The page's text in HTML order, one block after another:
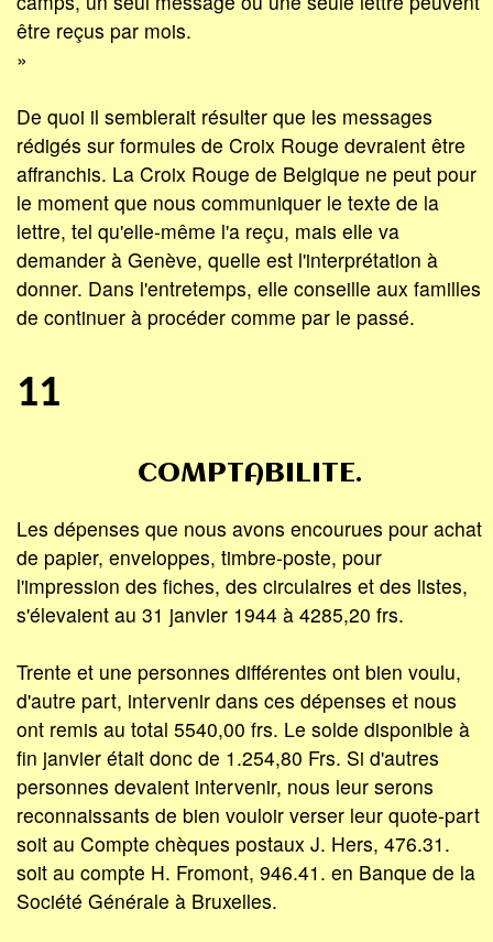
être reçus par mois.
»
De quoi il semblerait résulter que les messages
rédigés sur formules de Croix Rouge devraient être
affranchis. La Croix Rouge de Belgique ne peut pour
le moment que nous communiquer le texte de la
lettre, tel qu'elle-même l'a reçu, mais elle va
demander à Genève, quelle est l'interprétation à
donner. Dans l'entretemps, elle conseille aux familles
de continuer à procéder comme par le passé.
11
COMPTABILITE.
Les dépenses que nous avons encourues pour achat
de papier, enveloppes, timbre-poste, pour
l'impression des fiches, des circulaires et des listes,
s'élevaient au 31 janvier 1944 à 4285,20 frs.
Trente et une personnes différentes ont bien voulu,
d'autre part, intervenir dans ces dépenses et nous
ont remis au total 5540,00 frs. Le solde disponible à
fin janvier était donc de 1.254,80 Frs. Si d'autres
personnes devaient intervenir, nous leur serons
reconnaissants de bien vouloir verser leur quote-part
soit au Compte chèques postaux J. Hers, 476.31.
soit au compte H. Fromont, 946.41. en Banque de la
Société Générale à Bruxelles.